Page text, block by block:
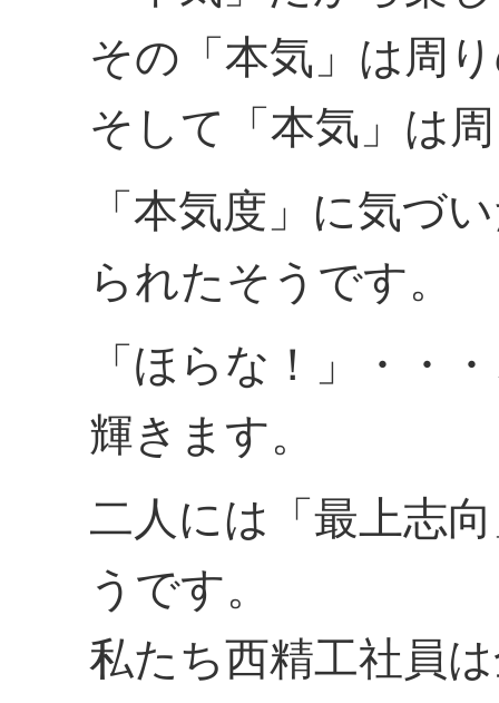
その「本気」は周
そして「本気」は
「本気度」に気づ
られたそうです。
「ほらな！」・・
輝きます。
二人には「最上志
うです。
私たち西精工社員